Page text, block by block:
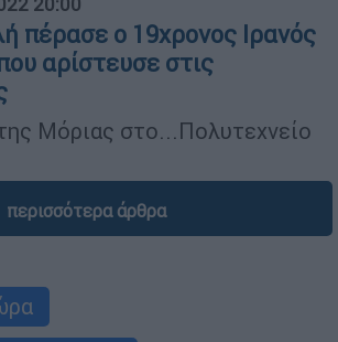
20:00
πέρασε ο 19χρονος Ιρανός
αρίστευσε στις
Μόριας στο...Πολυτεχνείο
περισσότερα άρθρα